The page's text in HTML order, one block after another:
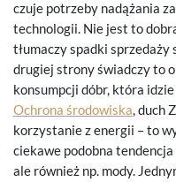
czuje potrzeby nadążania
technologii. Nie jest to
tłumaczy spadki
drugiej strony świadczy to
konsumpcji dóbr, która
Ochrona środowiska, duch
korzystanie z energii – to
ciekawe podobna
ale również np. mody.